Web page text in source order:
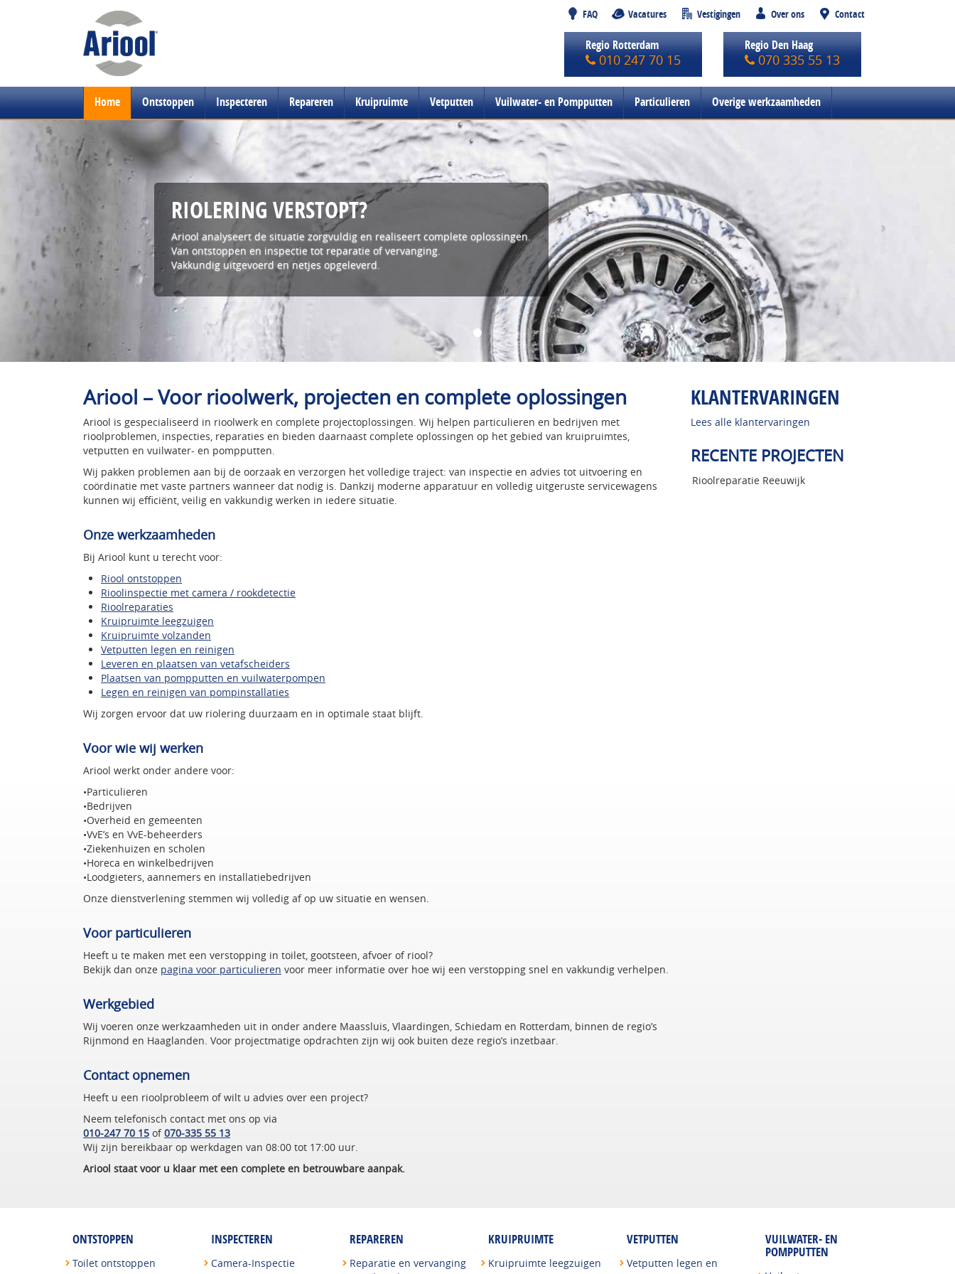
FAQ Vacatures Vestigingen Over ons Contact
Regio Rotterdam
010 247 70 15
Regio Den Haag
070 335 55 13
Home Ontstoppen Inspecteren Repareren Kruipruimte Vetputten Vuilwater- en Pompputten Particulieren Overige werkzaamheden
RIOLERING VERSTOPT?
Ariool analyseert de situatie zorgvuldig en realiseert complete oplossingen.
Van ontstoppen en inspectie tot reparatie of vervanging.
Vakkundig uitgevoerd en netjes opgeleverd.
‹ ›
Ariool – Voor rioolwerk, projecten en complete oplossingen
Ariool is gespecialiseerd in rioolwerk en complete projectoplossingen. Wij helpen particulieren en bedrijven met
rioolproblemen, inspecties, reparaties en bieden daarnaast complete oplossingen op het gebied van kruipruimtes,
vetputten en vuilwater- en pompputten.
Wij pakken problemen aan bij de oorzaak en verzorgen het volledige traject: van inspectie en advies tot uitvoering en
coördinatie met vaste partners wanneer dat nodig is. Dankzij moderne apparatuur en volledig uitgeruste servicewagens
kunnen wij efficiënt, veilig en vakkundig werken in iedere situatie.
Onze werkzaamheden
Bij Ariool kunt u terecht voor:
Riool ontstoppen
Rioolinspectie met camera / rookdetectie
Rioolreparaties
Kruipruimte leegzuigen
Kruipruimte volzanden
Vetputten legen en reinigen
Leveren en plaatsen van vetafscheiders
Plaatsen van pompputten en vuilwaterpompen
Legen en reinigen van pompinstallaties
Wij zorgen ervoor dat uw riolering duurzaam en in optimale staat blijft.
Voor wie wij werken
Ariool werkt onder andere voor:
•Particulieren
•Bedrijven
•Overheid en gemeenten
•VvE’s en VvE-beheerders
•Ziekenhuizen en scholen
•Horeca en winkelbedrijven
•Loodgieters, aannemers en installatiebedrijven
Onze dienstverlening stemmen wij volledig af op uw situatie en wensen.
Voor particulieren
Heeft u te maken met een verstopping in toilet, gootsteen, afvoer of riool?
Bekijk dan onze pagina voor particulieren voor meer informatie over hoe wij een verstopping snel en vakkundig verhelpen.
Werkgebied
Wij voeren onze werkzaamheden uit in onder andere Maassluis, Vlaardingen, Schiedam en Rotterdam, binnen de regio’s
Rijnmond en Haaglanden. Voor projectmatige opdrachten zijn wij ook buiten deze regio’s inzetbaar.
Contact opnemen
Heeft u een rioolprobleem of wilt u advies over een project?
Neem telefonisch contact met ons op via
010-247 70 15 of 070-335 55 13
Wij zijn bereikbaar op werkdagen van 08:00 tot 17:00 uur.
Ariool staat voor u klaar met een complete en betrouwbare aanpak.
KLANTERVARINGEN
Lees alle klantervaringen
RECENTE PROJECTEN
Rioolreparatie Reeuwijk
ONTSTOPPEN
Toilet ontstoppen
INSPECTEREN
Camera-Inspectie
REPAREREN
Reparatie en vervanging
KRUIPRUIMTE
Kruipruimte leegzuigen
VETPUTTEN
Vetputten legen en
VUILWATER- EN
POMPPUTTEN